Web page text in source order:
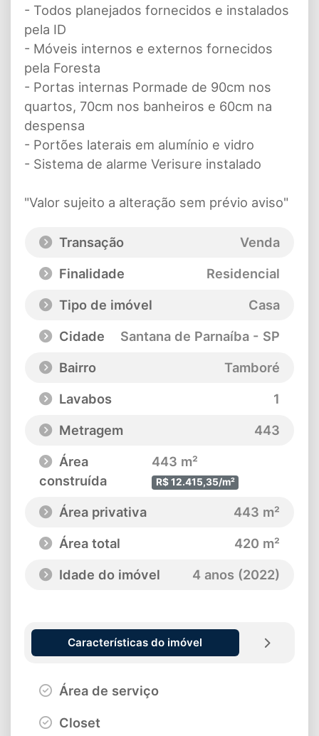
- Todos planejados fornecidos e instalados
pela ID
- Móveis internos e externos fornecidos
pela Foresta
- Portas internas Pormade de 90cm nos
quartos, 70cm nos banheiros e 60cm na
despensa
- Portões laterais em alumínio e vidro
- Sistema de alarme Verisure instalado
"Valor sujeito a alteração sem prévio aviso"
Transação
Venda
Finalidade
Residencial
Tipo de imóvel
Casa
Cidade
Santana de Parnaíba - SP
Bairro
Tamboré
Lavabos
1
Metragem
443
Área
construída
443 m²
R$ 12.415,35/m²
Área privativa
443 m²
Área total
420 m²
Idade do imóvel
4 anos (2022)
Características do imóvel
Área de serviço
Closet